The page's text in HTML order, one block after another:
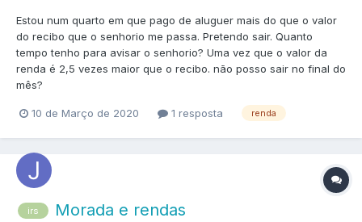
Estou num quarto em que pago de aluguer mais do que o valor
do recibo que o senhorio me passa. Pretendo sair. Quanto
tempo tenho para avisar o senhorio? Uma vez que o valor da
renda é 2,5 vezes maior que o recibo. não posso sair no final do
mês?
10 de Março de 2020 1 resposta renda
irs Morada e rendas